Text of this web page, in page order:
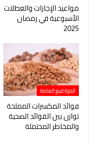
مواعيد الإجازات والعطلات
الأسبوعية في رمضان
2025
المواضيع العامة
فوائد المكسرات المملحة
توازن بين الفوائد الصحية
والمخاطر المحتملة